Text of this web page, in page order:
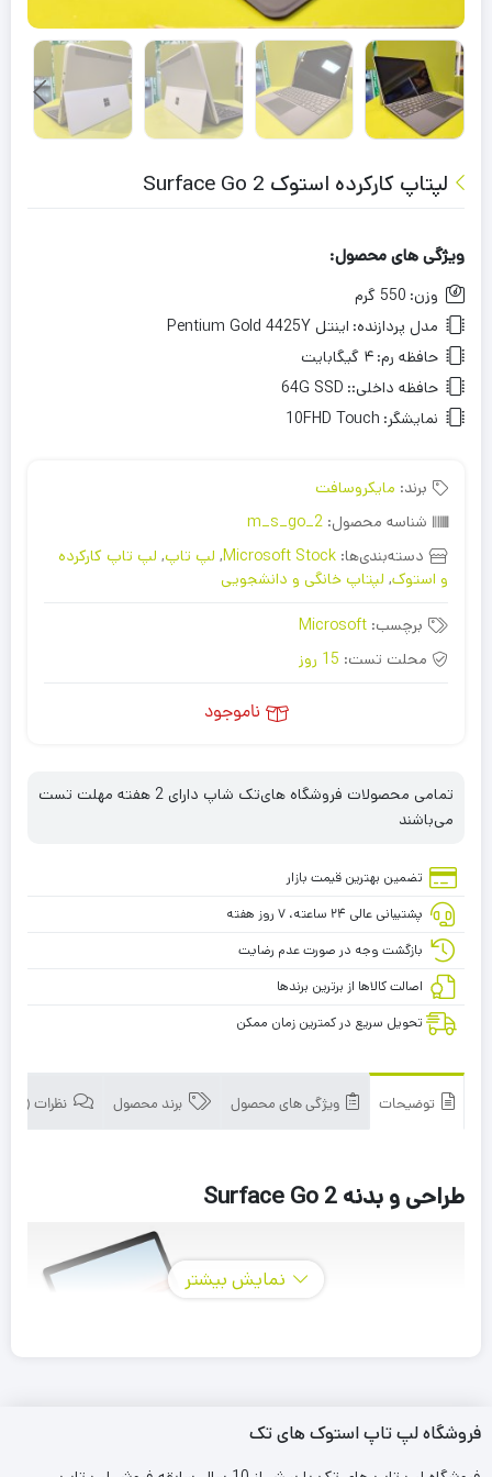
لپتاپ کارکرده استوک Surface Go 2
ویژگی های محصول:
وزن: 550 گرم
مدل پردازنده: اینتل Pentium Gold 4425Y
حافظه رم: ۴ گیگابایت
حافظه داخلی:: 64G SSD
نمایشگر: 10FHD Touch
برند: مایکروسافت
شناسه محصول: m_s_go_2
دسته‌بندی‌ها: Microsoft Stock
, لپ تاپ, لپ تاپ کارکرده
و استوک, لپتاپ خانگی و دانشجویی
برچسب: Microsoft
محلت تست: 15 روز
ناموجود
تمامی محصولات فروشگاه های‌تک شاپ دارای 2 هفته مهلت تست
می‌باشند
تضمین بهترین قیمت بازار
پشتیبانی عالی ۲۴ ساعته، ۷ روز هفته
بازگشت وجه در صورت عدم رضایت
اصالت کالاها از برترین برندها
تحویل سریع در کمترین زمان ممکن
توضیحات ویژگی های محصول برند محصول نظرات (0)
طراحی و بدنه Surface Go 2
نمایش بیشتر
فروشگاه لپ تاپ استوک های تک